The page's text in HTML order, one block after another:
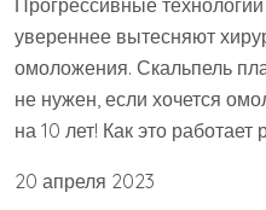
увереннее вытесняют
омоложения. Скальпель
не нужен, если хочется
на 10 лет! Как это работает
20 апреля 2023